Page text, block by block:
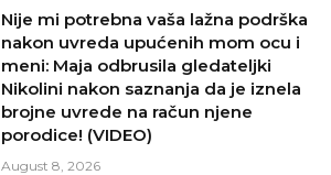
Nije mi potrebna vaša lažna podrška
nakon uvreda upućenih mom ocu i
meni: Maja odbrusila gledateljki
Nikolini nakon saznanja da je iznela
brojne uvrede na račun njene
porodice! (VIDEO)
August 8, 2026